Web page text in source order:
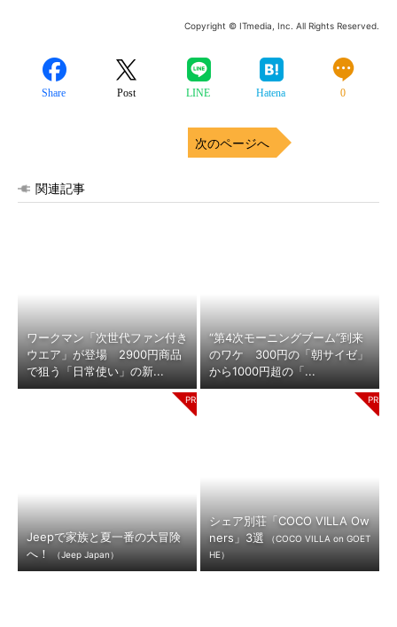
Copyright © ITmedia, Inc. All Rights Reserved.
Share Post LINE Hatena 0
次のページへ
関連記事
ワークマン「次世代ファン付き
ウエア」が登場 2900円商品
で狙う「日常使い」の新...
“第4次モーニングブーム”到来
のワケ 300円の「朝サイゼ」
から1000円超の「...
Jeepで家族と夏一番の大冒険
へ！
（Jeep Japan）
シェア別荘「COCO VILLA Ow
ners」3選
（COCO VILLA on GOET
HE）